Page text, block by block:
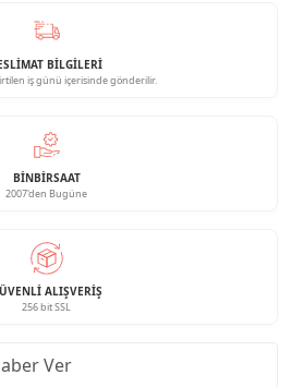
BİLGİLERİ
iş günü içerisinde gönderilir.
BINBIRSAAT
2007'den Bugüne
ALIŞVERIŞ
256 bit SSL
Ver